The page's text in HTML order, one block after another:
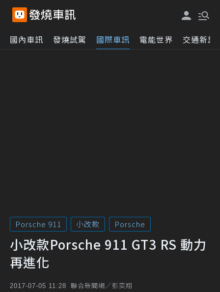
國內車訊 發燒試駕 國際車訊 電能世界 交通新訊
Porsche 911 小改款 Porsche
小改款Porsche 911 GT3 RS 動力
再進化
2017-07-05 11:28 聯合新聞網／彭奕翔